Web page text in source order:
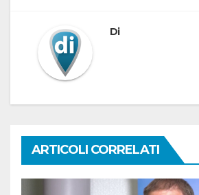
Di
ARTICOLI CORRELATI